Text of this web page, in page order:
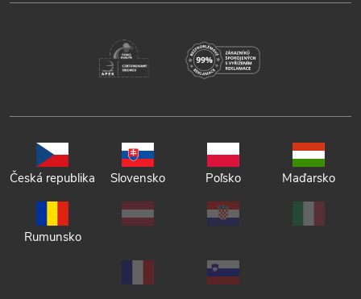
Česká republika Slovensko Poľsko Maďarsko
Rumunsko